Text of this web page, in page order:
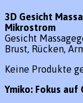
3D Gesicht
Mikrostrom
Gesicht
Brust, Rücken,
Keine Produkte
Ymiko: Fokus